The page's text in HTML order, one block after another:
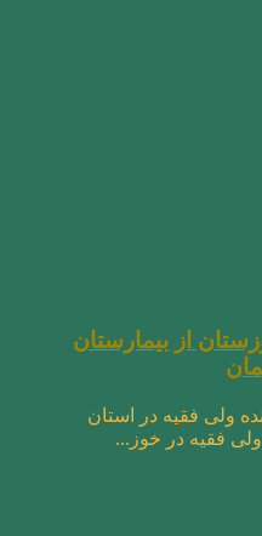
از بیمارستان
ولی فقیه در استان
ولی فقیه در خوز...